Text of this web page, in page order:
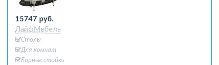
15747 руб.
ЛайфМебель
Столы
Для комнат
Барные стойки